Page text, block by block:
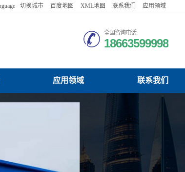
切换城市 百度地图 XML地图 联系我们 应用领域
全国咨询电话:
18663599998
样亭厂家厂家应用领域
兴山可移动核酸采样亭厂家厂家联系我们